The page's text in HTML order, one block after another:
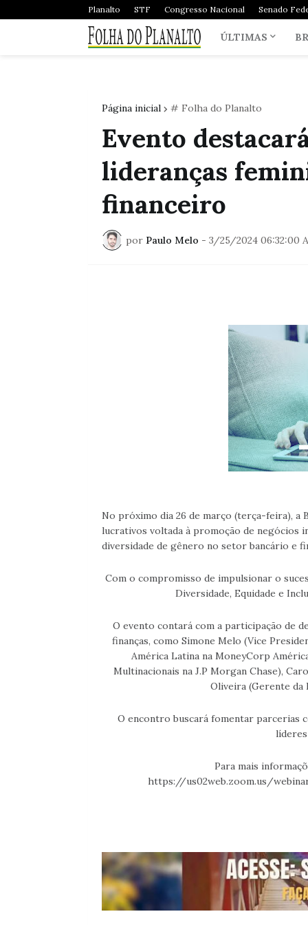
Planalto STF Congresso Nacional Senado
ÚLTIMAS
Página inicial # Folha do Planalto
Evento
lideranças
financeiro
por Paulo Melo - 3/25/2024 06:32:00
No próximo dia 26 de março (terça-feira), a
lucrativos voltada à promoção de negócios
diversidade de gênero no setor bancário e
Com o compromisso de impulsionar o
Diversidade, Equidade e
O evento contará com a participação de
finanças, como Simone Melo (Vice
América Latina na MoneyCorp
Multinacionais na J.P Morgan Chase),
Oliveira (Gerente da
O encontro buscará fomentar parcerias
Para mais
https://us02web.zoom.us/